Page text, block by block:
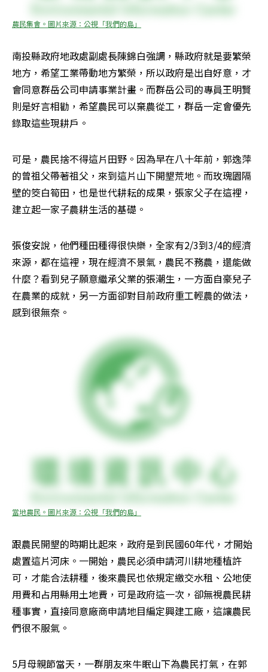
農民集會。圖片來源：公視「我們的島」
南投縣政府地政處副處長陳錦白強調，縣政府就是要繁榮
地方，希望工業帶動地方繁榮，所以政府是出自好意，才
會同意群岳公司申請事業計畫。而群岳公司的專員王明賢
則是好言相勸，希望農民可以棄農從工，群岳一定會優先
錄取這些現耕戶。
可是，農民捨不得這片田野。因為早在八十年前，郭逸萍
的曾祖父帶著祖父，來到這片山下開墾荒地。而玫瑰園隔
壁的筊白筍田，也是世代耕耘的成果，張家父子在這裡，
建立起一家子農耕生活的基礎。
張俊安說，他們種田種得很快樂，全家有2/3到3/4的經濟
來源，都在這裡，現在經濟不景氣，農民不務農，還能做
什麼？看到兒子願意繼承父業的張潮生，一方面自豪兒子
在農業的成就，另一方面卻對目前政府重工輕農的做法，
感到很無奈。
當地農民。圖片來源：公視「我們的島」
跟農民開墾的時期比起來，政府是到民國60年代，才開始
處置這片河床。一開始，農民必須申請河川耕地種植許
可，才能合法耕種，後來農民也依規定繳交水租、公地使
用費和占用縣用土地費，可是政府這一次，卻無視農民耕
種事實，直接同意廠商申請地目編定興建工廠，這讓農民
們很不服氣。
5月母親節當天，一群朋友來牛眠山下為農民打氣，在郭